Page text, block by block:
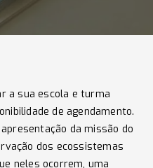
a sua escola e turma
de agendamento.
da missão do
dos ecossistemas
neles ocorrem, uma